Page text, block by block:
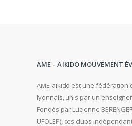
AME – AÏKIDO MOUVEMENT
AME-aikido est une fédération
lyonnais, unis par un
Fondés par Lucienne
UFOLEP), ces clubs